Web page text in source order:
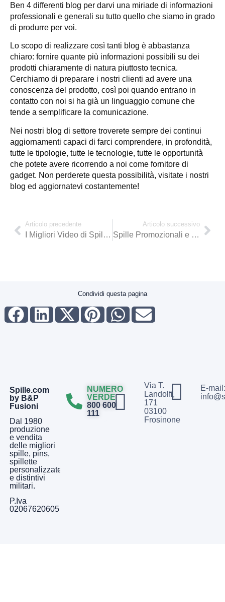
Ben 4 differenti blog per darvi una miriade di informazioni
professionali e generali su tutto quello che siamo in grado
di produrre per voi.
Lo scopo di realizzare così tanti blog è abbastanza
chiaro: fornire quante più informazioni possibili su dei
prodotti chiaramente di natura piuttosto tecnica.
Cerchiamo di preparare i nostri clienti ad avere una
conoscenza del prodotto, così poi quando entrano in
contatto con noi si ha già un linguaggio comune che
tende a semplificare la comunicazione.
Nei nostri blog di settore troverete sempre dei continui
aggiornamenti capaci di farci comprendere, in profondità,
tutte le tipologie, tutte le tecnologie, tutte le opportunità
che potete avere ricorrendo a noi come fornitore di
gadget. Non perderete questa possibilità, visitate i nostri
blog ed aggiornatevi costantemente!
Articolo precedente
I Migliori Video di Spillette Personalizzate
Articolo successivo
Spille Promozionali e Pins Pubblicitarie
Condividi questa pagina
Spille.com
by B&P
Fusioni
Dal 1980
produzione
e vendita
delle migliori
spille, pins,
spillette
personalizzate
e distintivi
militari.
P.Iva
02067620605
NUMERO
VERDE
800 600
111
Via T.
Landolfi,
171
03100
Frosinone
E-mail: